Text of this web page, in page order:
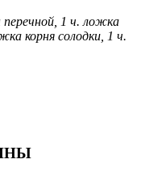
1 ч. ложка
корня солодки, 1 ч.